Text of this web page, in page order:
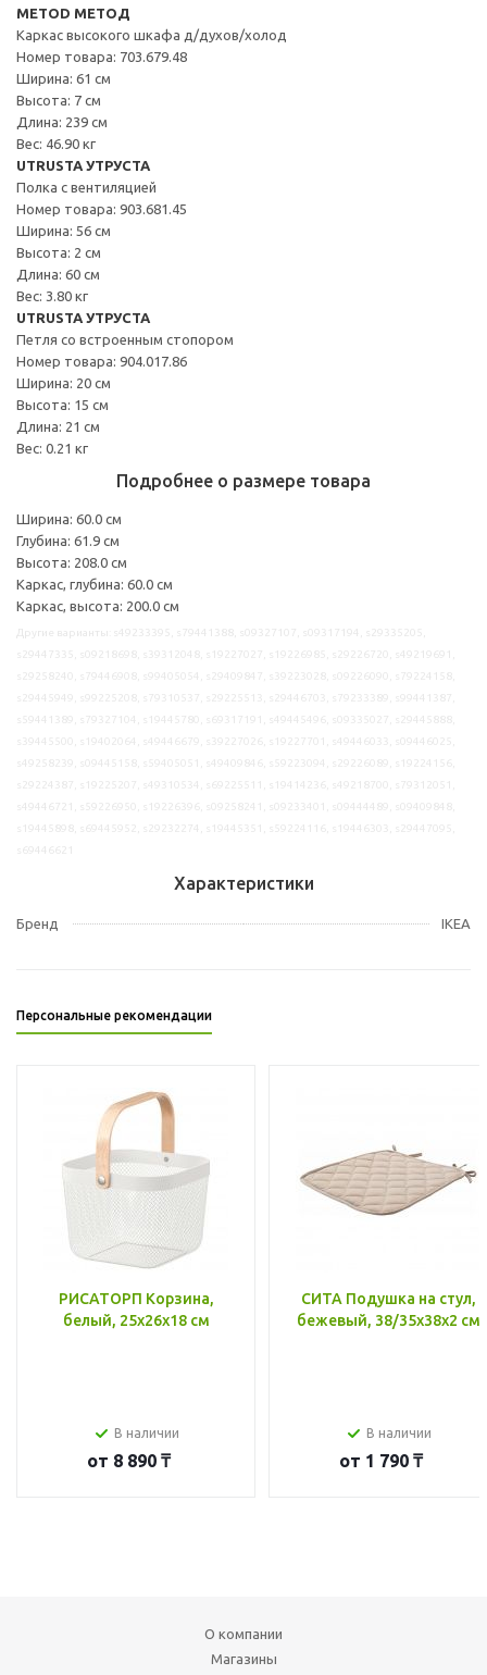
METOD МЕТОД
Каркас высокого шкафа д/духов/холод
Номер товара: 703.679.48
Ширина: 61 см
Высота: 7 см
Длина: 239 см
Вес: 46.90 кг
UTRUSTA УТРУСТА
Полка с вентиляцией
Номер товара: 903.681.45
Ширина: 56 см
Высота: 2 см
Длина: 60 см
Вес: 3.80 кг
UTRUSTA УТРУСТА
Петля со встроенным стопором
Номер товара: 904.017.86
Ширина: 20 см
Высота: 15 см
Длина: 21 см
Вес: 0.21 кг
Подробнее о размере товара
Ширина: 60.0 см
Глубина: 61.9 см
Высота: 208.0 см
Каркас, глубина: 60.0 см
Каркас, высота: 200.0 см
Характеристики
Бренд IKEA
Персональные рекомендации
РИСАТОРП Корзина,
белый, 25x26x18 см
В наличии
от 8 890 ₸
СИТА Подушка на стул,
бежевый, 38/35x38x2 см
В наличии
от 1 790 ₸
О компании
Магазины